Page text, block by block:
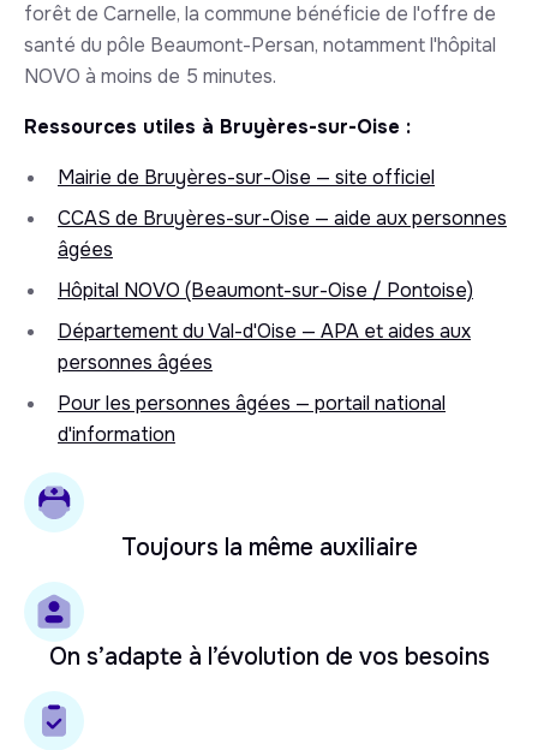
forêt de Carnelle, la commune bénéficie de l'offre de
santé du pôle Beaumont-Persan, notamment l'hôpital
NOVO à moins de 5 minutes.
Ressources utiles à Bruyères-sur-Oise :
Mairie de Bruyères-sur-Oise — site officiel
CCAS de Bruyères-sur-Oise — aide aux personnes
âgées
Hôpital NOVO (Beaumont-sur-Oise / Pontoise)
Département du Val-d'Oise — APA et aides aux
personnes âgées
Pour les personnes âgées — portail national
d'information
Toujours la même auxiliaire
On s’adapte à l’évolution de vos besoins